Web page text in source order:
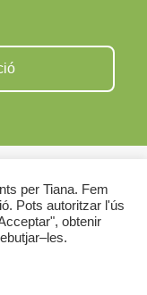
TRANSPARÈNCIA
DE PRIVADESA
per Tiana. Fem
Pots autoritzar l'ús
obtenir